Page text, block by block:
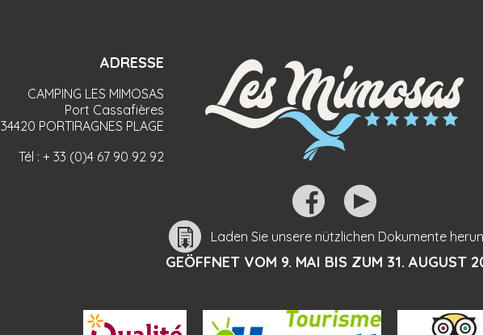
ADRESSE
CAMPING LES MIMOSAS
Port Cassafières
34420 PORTIRAGNES PLAGE
Tél :+ 33 (0)4 67 90 92 92
Laden Sie unsere nützlichen Dokumente
GEÖFFNET VOM 9. MAI BIS ZUM 31. AUGUST